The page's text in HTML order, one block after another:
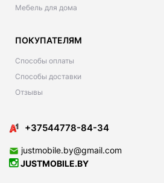
Мебель для дома
ПОКУПАТЕЛЯМ
Способы оплаты
Способы доставки
Отзывы
+37544778-84-34
justmobile.by@gmail.com
JUSTMOBILE.BY